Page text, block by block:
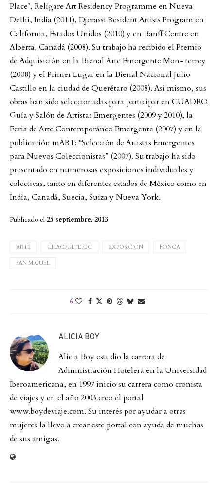
Place’, Religare Art Residency Programme en Nueva
Delhi, India (2011), Djerassi Resident Artists Program en
California, Estados Unidos (2010) y en Banff Centre en
Alberta, Canadá (2008). Su trabajo ha recibido el Premio
de Adquisición en la Bienal Arte Emergente Mon- terrey
(2008) y el Primer Lugar en la Bienal Nacional Julio
Castillo en la ciudad de Querétaro (2008). Así mismo, sus
obras han sido seleccionadas para participar en CUADRO
Guía y Salón de Artistas Emergentes (2009 y 2010), la
Feria de Arte Contemporáneo Emergente (2007) y en la
publicación mART: “Selección de Artistas Emergentes
para Nuevos Coleccionistas” (2007). Su trabajo ha sido
presentado en numerosas exposiciones individuales y
colectivas, tanto en diferentes estados de México como en
India, Canadá, Suecia, Suiza y Nueva York.
Publicado el 25 septiembre, 2013
ARTE CHACPULTEPEC EXPOSICION FONCA
SAN MIGUEL
0
ALICIA BOY
Alicia Boy estudio la carrera de
Administración Hotelera en la Universidad
Iberoamericana, en 1997 inicio su carrera como cronista
de viajes y en el año 2003 creo el portal
www.boydeviaje.com. Su interés por ayudar a otras
mujeres la llevo a crear este portal con ayuda de muchas
de sus amigas.